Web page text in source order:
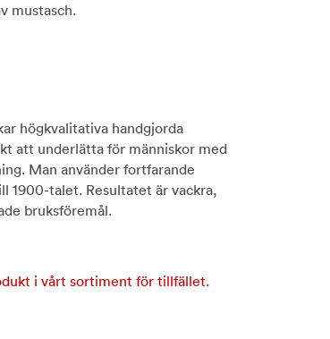
mustasch.
högkvalitativa handgjorda
att underlätta för människor med
Man använder fortfarande
1900-talet. Resultatet är vackra,
bruksföremål.
i vårt sortiment för tillfället.